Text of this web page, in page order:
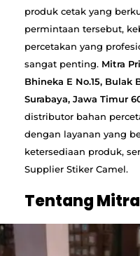
produk cetak yang
permintaan tersebut,
percetakan yang
sangat penting. Mitra
Bhineka E No.15, Bulak
Surabaya, Jawa Timur
distributor bahan
dengan layanan yang
ketersediaan produk,
Supplier Stiker Camel.
Tentang